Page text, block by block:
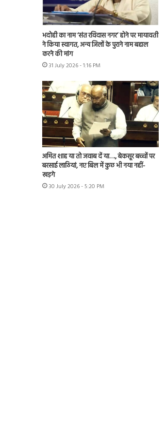
भदोही का नाम ‘संत रविदास नगर’ होने पर मायावती
ने किया स्वागत, अन्य जिलों के पुराने नाम बहाल
करने की मांग
31 July 2026 - 1:16 PM
अमित शाह या तो जवाब दें या…., बेकसूर बच्चों पर
बरसाई लाठियां, नए बिल में कुछ भी नया नहीं-
खड़गे
30 July 2026 - 5:20 PM